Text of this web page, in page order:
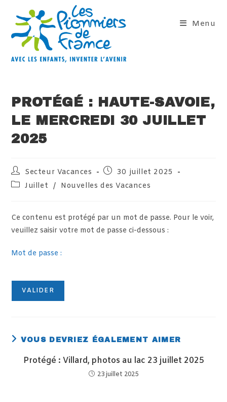
content
Menu
PROTÉGÉ : HAUTE-SAVOIE,
LE MERCREDI 30 JUILLET
2025
Auteur/autrice
de
la
Secteur Vacances
Publication
publiée :
30 juillet 2025
PostJuillet / Nouvelles des Vacances
Ce contenu est protégé par un mot de passe. Pour le voir,
veuillez saisir votre mot de passe ci-dessous :
Mot de passe :
VOUS DEVRIEZ ÉGALEMENT AIMER
Protégé : Villard, photos au lac 23 juillet 2025
23 juillet 2025